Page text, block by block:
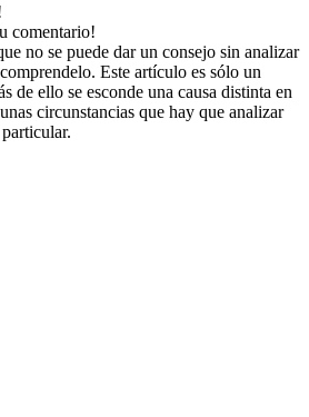
comentario!
no se puede dar un consejo sin analizar
Este artículo es sólo un
de ello se esconde una causa distinta en
circunstancias que hay que analizar